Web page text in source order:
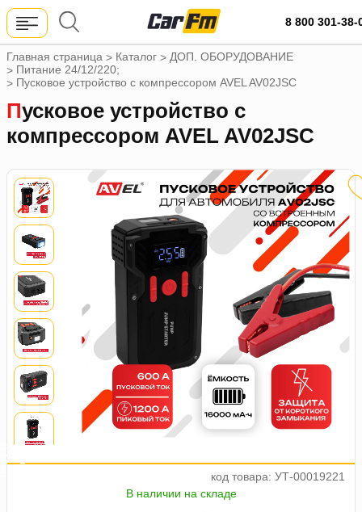
8 800 301-38-
Главная страница > Каталог > ДОП. ОБОРУДОВАНИЕ
> Питание 24/12/220;
> Пусковое устройство с компрессором AVEL AV02JSС
Пусковое устройство с
компрессором AVEL AV02JSС
код товара: УТ-00019221
В наличии на складе
а
5